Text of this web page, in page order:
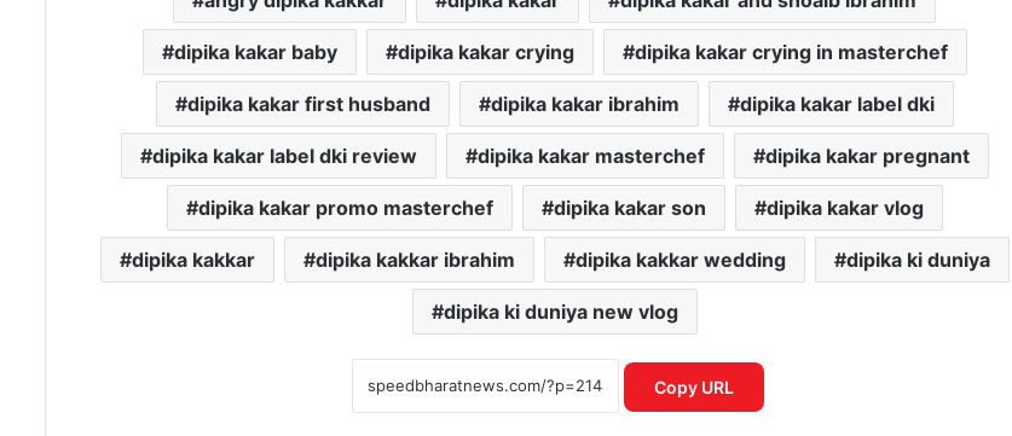
dipika kakar baby dipika kakar crying dipika kakar crying in masterchef
dipika kakar first husband dipika kakar ibrahim dipika kakar label dki
dipika kakar label dki review dipika kakar masterchef dipika kakar pregnant
dipika kakar promo masterchef dipika kakar son dipika kakar vlog
dipika kakkar dipika kakkar ibrahim dipika kakkar wedding dipika ki duniya
dipika ki duniya new vlog
Copy URL